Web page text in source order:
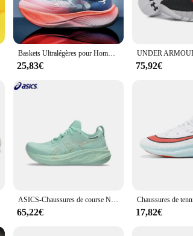
Baskets Ultralégères pour Homme, Chaussures de dehors, de Course, Marathon, Gym
25,83€ 75,92€
ASICS-Chaussures de course Nimbus 26 pour femmes, baskets de sport, originales
65,22€ 17,82€